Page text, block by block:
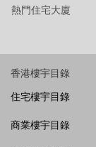
熱門住宅大廈
香港樓宇目錄
住宅樓宇目錄
商業樓宇目錄